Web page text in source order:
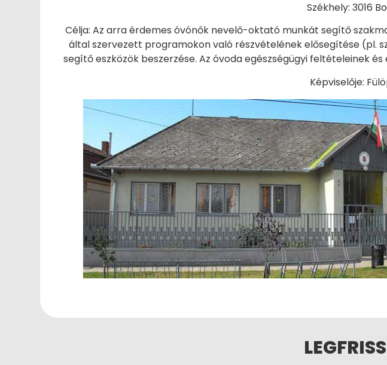
Székhely: 3016
Célja: Az arra érdemes óvónők nevelő-oktató munkát segítő
által szervezett programokon való részvételének elősegítése (pl.
segítő eszközök beszerzése. Az óvoda egészségügyi feltételeinek
Képviselője: